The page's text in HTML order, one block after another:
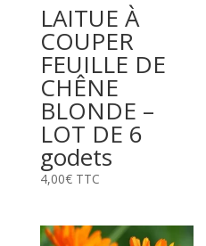
LAITUE À
COUPER
FEUILLE DE
CHÊNE
BLONDE –
LOT DE 6
godets
4,00€ TTC